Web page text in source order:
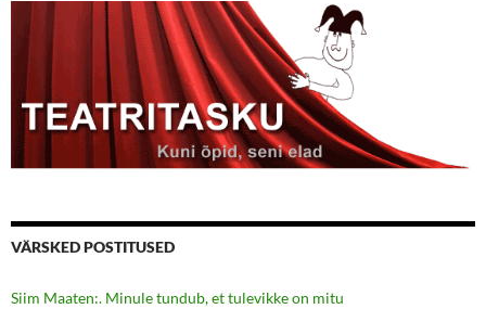
VÄRSKED POSTITUSED
Siim Maaten:. Minule tundub, et tulevikke on mitu